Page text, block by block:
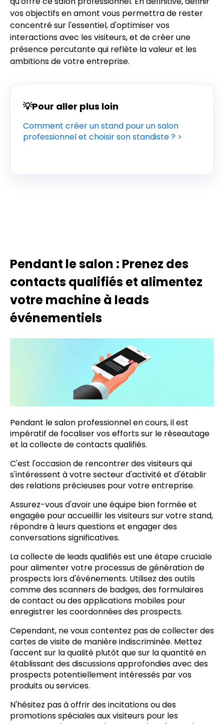
vos objectifs en amont vous permettra de rester
concentré sur l'essentiel, d'optimiser vos
interactions avec les visiteurs, et de créer une
présence percutante qui reflète la valeur et les
ambitions de votre entreprise.
💡Pour aller plus loin
Comment créer un stand pour un salon
professionnel et choisir son standiste ? >
Pendant le salon : Prenez des
contacts qualifiés et alimentez
votre machine à leads
événementiels
Pendant le salon professionnel en cours, il est
impératif de focaliser vos efforts sur le réseautage
et la collecte de contacts qualifiés.
C'est l'occasion de rencontrer des visiteurs qui
s'intéressent à votre secteur d'activité et d'établir
des relations précieuses pour votre entreprise.
Assurez-vous d'avoir une équipe bien formée et
engagée pour accueillir les visiteurs sur votre stand,
répondre à leurs questions et engager des
conversations significatives.
La collecte de leads qualifiés est une étape cruciale
pour alimenter votre processus de génération de
prospects lors d'événements. Utilisez des outils
comme des scanners de badges, des formulaires
de contact ou des applications mobiles pour
enregistrer les coordonnées des prospects.
Cependant, ne vous contentez pas de collecter des
cartes de visite de manière indiscriminée. Mettez
l'accent sur la qualité plutôt que sur la quantité en
établissant des discussions approfondies avec des
prospects potentiellement intéressés par vos
produits ou services.
N'hésitez pas à offrir des incitations ou des
promotions spéciales aux visiteurs pour les